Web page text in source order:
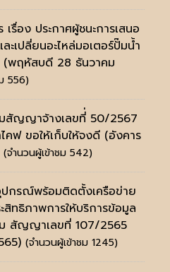
รื่อง ประกาศผู้ชนะการเสนอ
ะเปลี่ยนอะไหล่มอเตอร์ปั๊มน้ำ
(พฤหัสบดี 28 ธันวาคม
556)
สัญญาจ้างเลขที่่ 50/2567
ฟ ขอให้เก็บให้จงดี (อังคาร
(จำนวนผู้เข้าชม 542)
รณ์พร้อมติดตั้งเครือข่าย
สิทธิภาพการให้บริการข้อมูล
สัญญาเลขที่ 107/2565
(จำนวนผู้เข้าชม 1245)